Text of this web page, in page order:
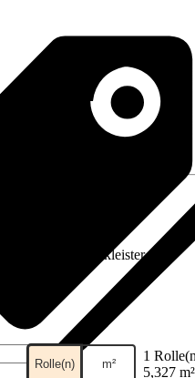
Vliestapetenkleister
Rolle(n) m² 1
5,327 m²